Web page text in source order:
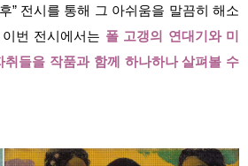
” 전시를 통해 그 아쉬움을 말끔히 해소
번 전시에서는 폴 고갱의 연대기와 미
취들을 작품과 함께 하나하나 살펴볼 수